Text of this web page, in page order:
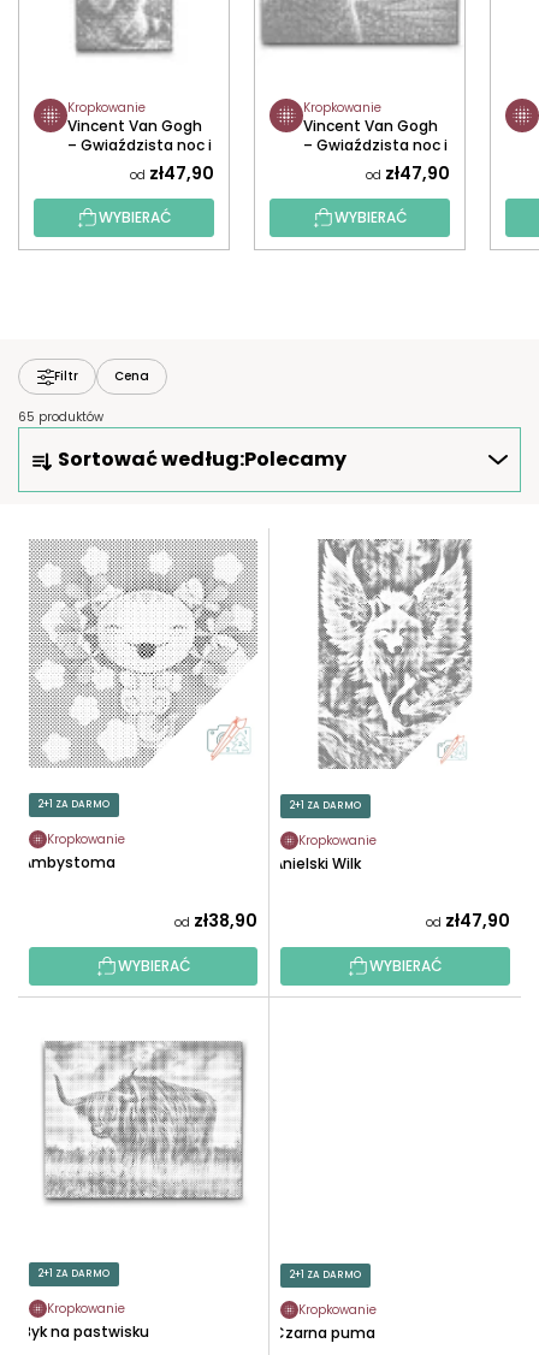
Kropkowanie
Vincent Van Gogh
– Gwiaździsta noc i
od zł47,90
WYBIERAĆ
Kropkowanie
Vincent Van Gogh
– Gwiaździsta noc i
od zł47,90
WYBIERAĆ
Filtr Cena
65 produktów
O
R
O
W
A
N
P
R
O
D
U
K
Sortować według:Polecamy
S
T
A
P
R
O
D
U
K
T
2+1 ZA DARMO
Kropkowanie
Ambystoma
od zł38,90
WYBIERAĆ
2+1 ZA DARMO
Kropkowanie
Anielski Wilk
od zł47,90
WYBIERAĆ
2+1 ZA DARMO
Kropkowanie
Byk na pastwisku
2+1 ZA DARMO
Kropkowanie
Czarna puma